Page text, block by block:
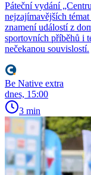
Páteční vydání
nejzajímavějších
znamení událostí z
sportovních příběhů i
nečekanou souvislostí.
Be Native extra
dnes, 15:00
3 min